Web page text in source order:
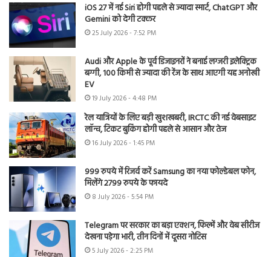
iOS 27 में नई Siri होगी पहले से ज्यादा स्मार्ट, ChatGPT और
Gemini को देगी टक्कर
25 July 2026 - 7:52 PM
Audi और Apple के पूर्व डिजाइनरों ने बनाई लग्जरी इलेक्ट्रिक
बग्गी, 100 किमी से ज्यादा की रेंज के साथ आएगी यह अनोखी
EV
19 July 2026 - 4:48 PM
रेल यात्रियों के लिए बड़ी खुशखबरी, IRCTC की नई वेबसाइट
लॉन्च, टिकट बुकिंग होगी पहले से आसान और तेज
16 July 2026 - 1:45 PM
999 रुपये में रिजर्व करें Samsung का नया फोल्डेबल फोन,
मिलेंगे 2799 रुपये के फायदे
8 July 2026 - 5:54 PM
Telegram पर सरकार का बड़ा एक्शन, फिल्में और वेब सीरीज
देखना पड़ेगा भारी, तीन दिनों में दूसरा नोटिस
5 July 2026 - 2:25 PM